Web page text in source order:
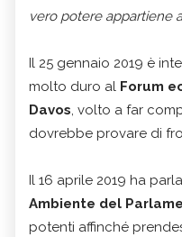
vero potere appartiene
Il 25 gennaio 2019 è
molto duro al Forum
Davos, volto a far
dovrebbe provare di
Il 16 aprile 2019 ha
Ambiente del
potenti affinché